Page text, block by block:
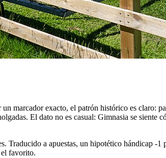
marcador exacto, el patrón histórico es claro:
El dato no es casual: Gimnasia se siente
a apuestas, un hipotético hándicap -
el favorito.